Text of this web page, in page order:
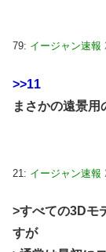
79: イージャン速報
>>11
まさかの遠景
21: イージャン速報
>すべての3Dモ
すが